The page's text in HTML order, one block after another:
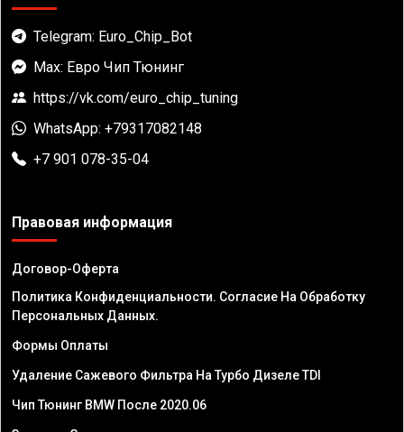
Telegram: Euro_Chip_Bot
Max: Евро Чип Тюнинг
https://vk.com/euro_chip_tuning
WhatsApp: +79317082148
+7 901 078-35-04
Правовая информация
Договор-Оферта
Политика Конфиденциальности. Согласие На Обработку
Персональных Данных.
Формы Оплаты
Удаление Сажевого Фильтра На Турбо Дизеле TDI
Чип Тюнинг BMW После 2020.06